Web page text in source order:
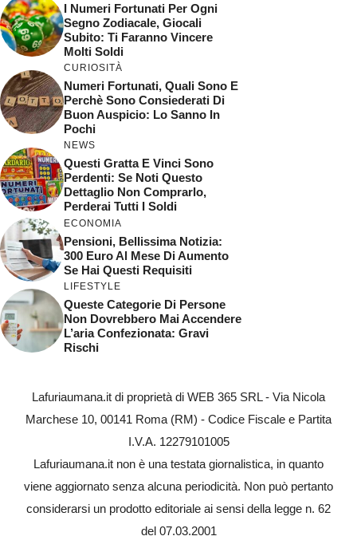
I Numeri Fortunati Per Ogni
Segno Zodiacale, Giocali
Subito: Ti Faranno Vincere
Molti Soldi
CURIOSITÀ
Numeri Fortunati, Quali Sono E
Perchè Sono Consiederati Di
Buon Auspicio: Lo Sanno In
Pochi
NEWS
Questi Gratta E Vinci Sono
Perdenti: Se Noti Questo
Dettaglio Non Comprarlo,
Perderai Tutti I Soldi
ECONOMIA
Pensioni, Bellissima Notizia:
300 Euro Al Mese Di Aumento
Se Hai Questi Requisiti
LIFESTYLE
Queste Categorie Di Persone
Non Dovrebbero Mai Accendere
L’aria Confezionata: Gravi
Rischi
Lafuriaumana.it di proprietà di WEB 365 SRL - Via Nicola
Marchese 10, 00141 Roma (RM) - Codice Fiscale e Partita
I.V.A. 12279101005
Lafuriaumana.it non è una testata giornalistica, in quanto
viene aggiornato senza alcuna periodicità. Non può pertanto
considerarsi un prodotto editoriale ai sensi della legge n. 62
del 07.03.2001